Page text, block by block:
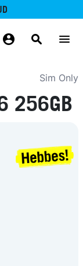
Sim Only
256GB